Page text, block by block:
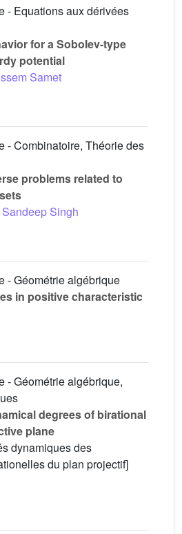
- Equations aux dérivées
for a Sobolev-type
potential
Samet
- Combinatoire, Théorie des
problems related to
Sandeep Singh
- Géométrie algébrique
in positive characteristic
- Géométrie algébrique,
degrees of birational
plane
dynamiques des
du plan projectif]